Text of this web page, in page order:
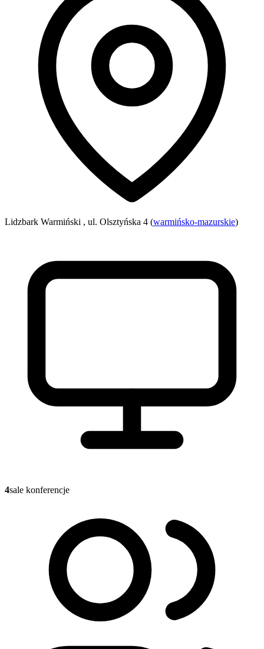
Lidzbark Warmiński , ul. Olsztyńska 4 (warmińsko-mazurskie)
4sale konferencje